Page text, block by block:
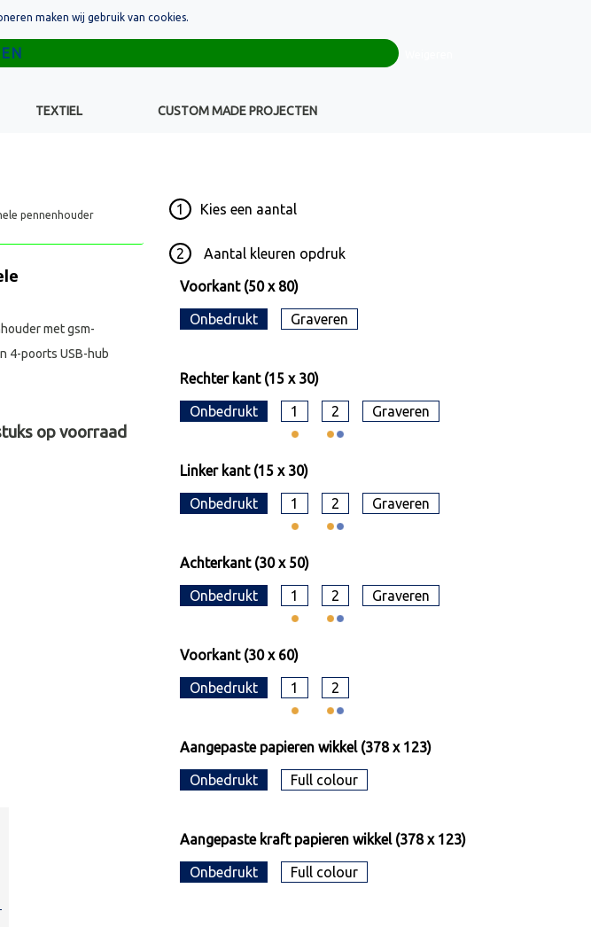
+32(0)16 43 54 19
TEXTIEL CUSTOM MADE PROJECTEN
pennenhouder 1 Kies een aantal
2 Aantal kleuren opdruk
Voorkant (50 x 80)
Onbedrukt Graveren
Rechter kant (15 x 30)
Onbedrukt 1 2 Graveren
Linker kant (15 x 30)
Onbedrukt 1 2 Graveren
Achterkant (30 x 50)
Onbedrukt 1 2 Graveren
Voorkant (30 x 60)
Onbedrukt 1 2
Aangepaste papieren wikkel (378 x 123)
Onbedrukt Full colour
Aangepaste kraft papieren wikkel (378 x 123)
Onbedrukt Full colour
met gsm-
4-poorts USB-hub
op voorraad
maken wij gebruik van cookies.